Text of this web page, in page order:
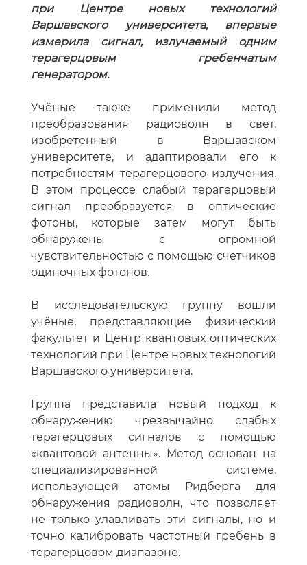
при Центре новых технологий
Варшавского университета, впервые
измерила сигнал, излучаемый одним
терагерцовым гребенчатым
генератором.
Учёные также применили метод
преобразования радиоволн в свет,
изобретенный в Варшавском
университете, и адаптировали его к
потребностям терагерцового излучения.
В этом процессе слабый терагерцовый
сигнал преобразуется в оптические
фотоны, которые затем могут быть
обнаружены с огромной
чувствительностью с помощью счетчиков
одиночных фотонов.
В исследовательскую группу вошли
учёные, представляющие физический
факультет и Центр квантовых оптических
технологий при Центре новых технологий
Варшавского университета.
Группа представила новый подход к
обнаружению чрезвычайно слабых
терагерцовых сигналов с помощью
«квантовой антенны». Метод основан на
специализированной системе,
использующей атомы Ридберга для
обнаружения радиоволн, что позволяет
не только улавливать эти сигналы, но и
точно калибровать частотный гребень в
терагерцовом диапазоне.